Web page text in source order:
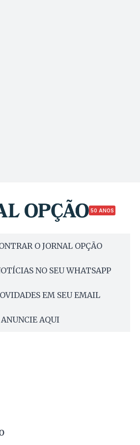
50 ANOS
O JORNAL OPÇÃO
NO SEU WHATSAPP
EM SEU EMAIL
ANUNCIE AQUI